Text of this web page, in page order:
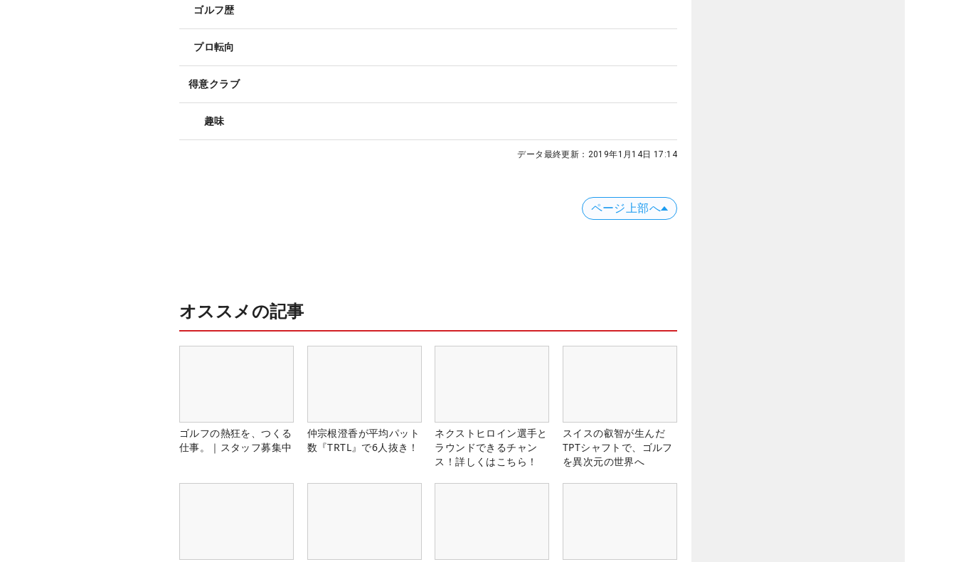
ゴルフ歴
プロ転向
得意クラブ
趣味
データ最終更新： 2019年1月14日 17:14
ページ上部へ
オススメの記事
ゴルフの熱狂を、つくる
仕事。｜スタッフ募集中
仲宗根澄香が平均パット
数『TRTL』で6人抜き！
ネクストヒロイン選手と
ラウンドできるチャン
ス！詳しくはこちら！
スイスの叡智が生んだ
TPTシャフトで、ゴルフ
を異次元の世界へ